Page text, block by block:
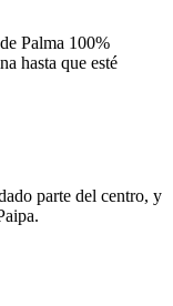
Palma 100%
hasta que esté
parte del centro, y